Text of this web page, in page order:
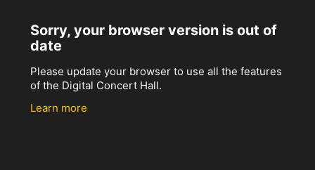
Sorry, your browser version is out of
date
Please update your browser to use all the features
of the Digital Concert Hall.
Learn more